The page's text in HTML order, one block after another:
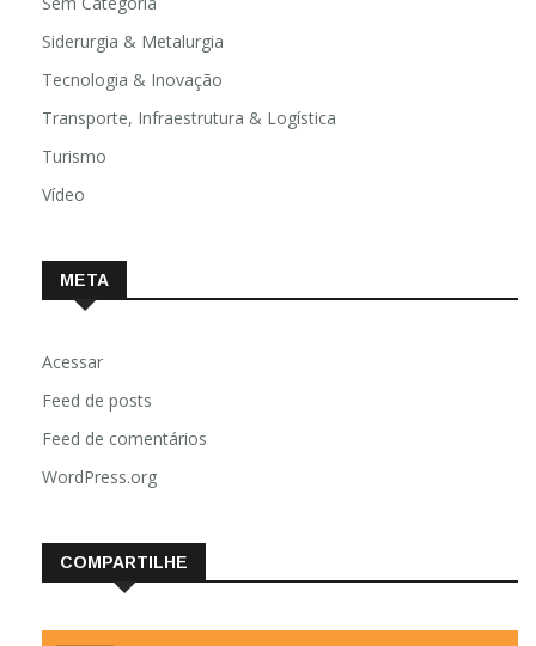
Siderurgia & Metalurgia
Tecnologia & Inovação
Transporte, Infraestrutura & Logística
Turismo
Vídeo
META
Acessar
Feed de posts
Feed de comentários
WordPress.org
COMPARTILHE